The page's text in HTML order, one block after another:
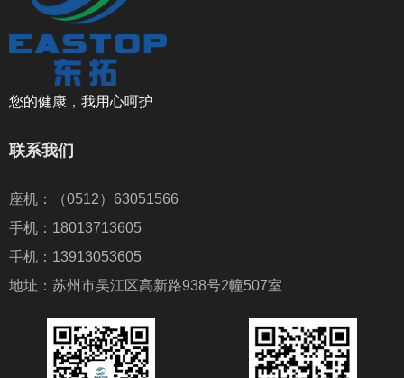
您的健康，我用心呵护
联系我们
座机：（0512）63051566
手机：18013713605
手机：13913053605
地址：苏州市吴江区高新路938号2幢507室